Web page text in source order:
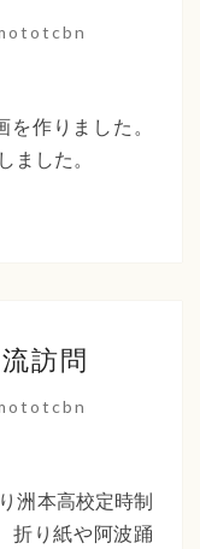
作りました。
ました。
訪問
洲本高校定時制
折り紙や阿波踊